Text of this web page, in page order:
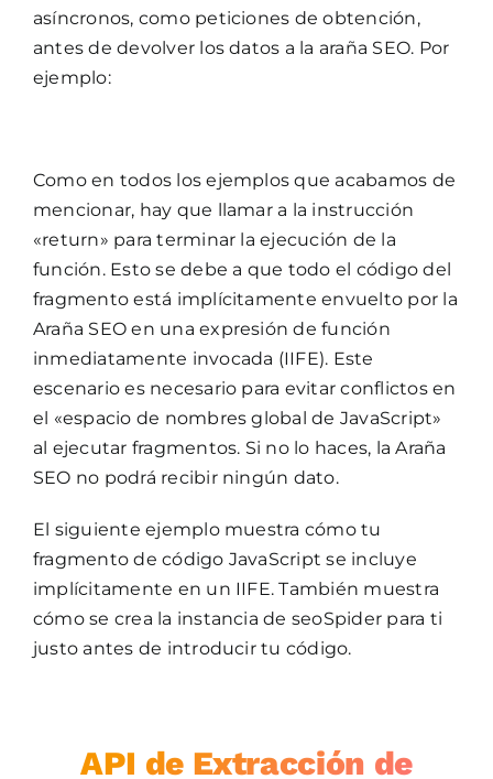
asíncronos, como peticiones de obtención,
antes de devolver los datos a la araña SEO. Por
ejemplo:
Como en todos los ejemplos que acabamos de
mencionar, hay que llamar a la instrucción
«return» para terminar la ejecución de la
función. Esto se debe a que todo el código del
fragmento está implícitamente envuelto por la
Araña SEO en una expresión de función
inmediatamente invocada (IIFE). Este
escenario es necesario para evitar conflictos en
el «espacio de nombres global de JavaScript»
al ejecutar fragmentos. Si no lo haces, la Araña
SEO no podrá recibir ningún dato.
El siguiente ejemplo muestra cómo tu
fragmento de código JavaScript se incluye
implícitamente en un IIFE. También muestra
cómo se crea la instancia de seoSpider para ti
justo antes de introducir tu código.
API de Extracción de